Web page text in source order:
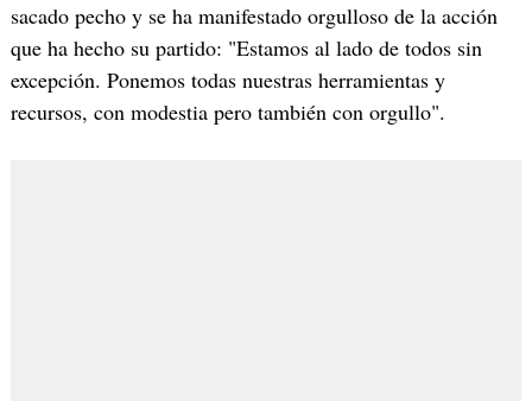
sacado pecho y se ha manifestado orgulloso de la acción
que ha hecho su partido: "Estamos al lado de todos sin
excepción. Ponemos todas nuestras herramientas y
recursos, con modestia pero también con orgullo".